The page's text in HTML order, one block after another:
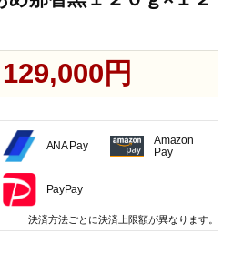
129,000円
ANA Pay
Amazon
Pay
PayPay
決済方法ごとに決済上限額が異なります。